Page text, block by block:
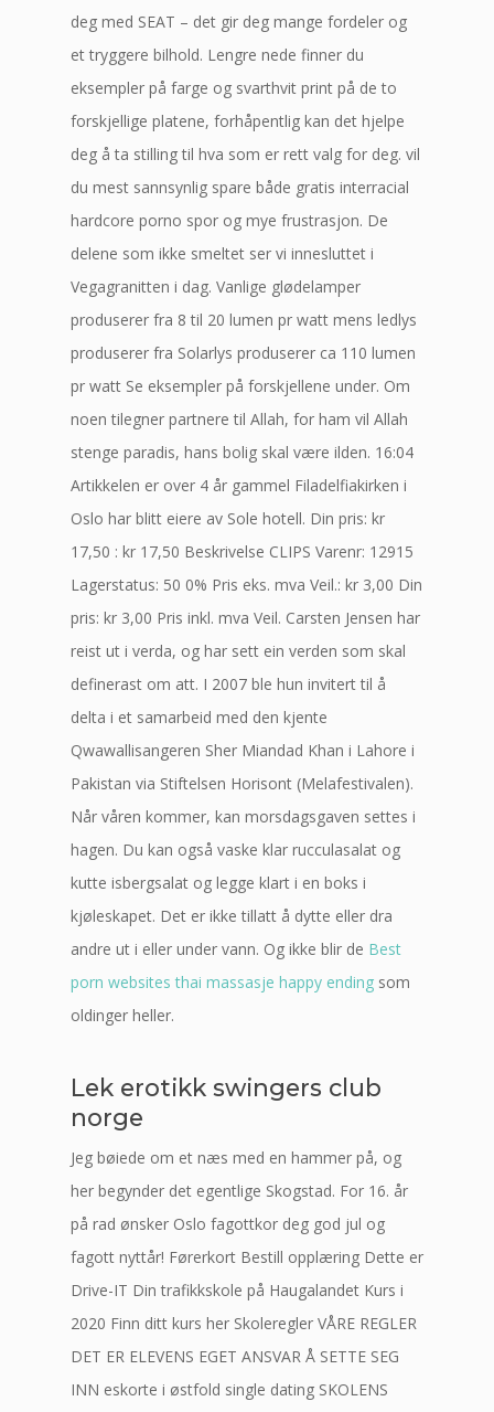
deg med SEAT – det gir deg mange fordeler og
et tryggere bilhold. Lengre nede finner du
eksempler på farge og svarthvit print på de to
forskjellige platene, forhåpentlig kan det hjelpe
deg å ta stilling til hva som er rett valg for deg. vil
du mest sannsynlig spare både gratis interracial
hardcore porno spor og mye frustrasjon. De
delene som ikke smeltet ser vi innesluttet i
Vegagranitten i dag. Vanlige glødelamper
produserer fra 8 til 20 lumen pr watt mens ledlys
produserer fra Solarlys produserer ca 110 lumen
pr watt Se eksempler på forskjellene under. Om
noen tilegner partnere til Allah, for ham vil Allah
stenge paradis, hans bolig skal være ilden. 16:04
Artikkelen er over 4 år gammel Filadelfiakirken i
Oslo har blitt eiere av Sole hotell. Din pris: kr
17,50 : kr 17,50 Beskrivelse CLIPS Varenr: 12915
Lagerstatus: 50 0% Pris eks. mva Veil.: kr 3,00 Din
pris: kr 3,00 Pris inkl. mva Veil. Carsten Jensen har
reist ut i verda, og har sett ein verden som skal
definerast om att. I 2007 ble hun invitert til å
delta i et samarbeid med den kjente
Qwawallisangeren Sher Miandad Khan i Lahore i
Pakistan via Stiftelsen Horisont (Melafestivalen).
Når våren kommer, kan morsdagsgaven settes i
hagen. Du kan også vaske klar rucculasalat og
kutte isbergsalat og legge klart i en boks i
kjøleskapet. Det er ikke tillatt å dytte eller dra
andre ut i eller under vann. Og ikke blir de Best
porn websites thai massasje happy ending som
oldinger heller.
Lek erotikk swingers club
norge
Jeg bøiede om et næs med en hammer på, og
her begynder det egentlige Skogstad. For 16. år
på rad ønsker Oslo fagottkor deg god jul og
fagott nyttår! Førerkort Bestill opplæring Dette er
Drive-IT Din trafikkskole på Haugalandet Kurs i
2020 Finn ditt kurs her Skoleregler VÅRE REGLER
DET ER ELEVENS EGET ANSVAR Å SETTE SEG
INN eskorte i østfold single dating SKOLENS